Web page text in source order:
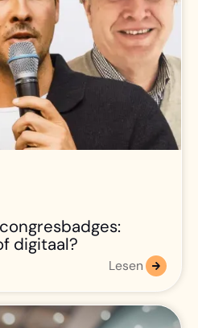
digitaal?
Lesen